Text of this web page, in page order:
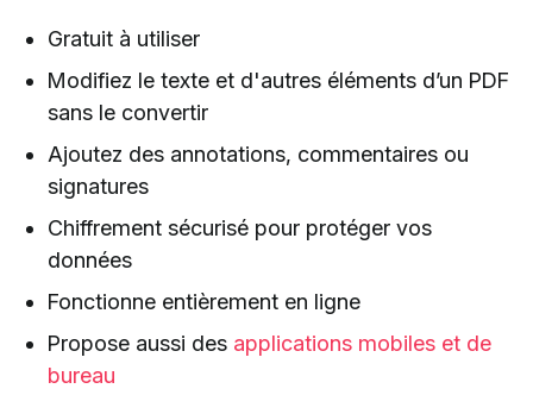
Gratuit à utiliser
Modifiez le texte et d'autres éléments d’un PDF
sans le convertir
Ajoutez des annotations, commentaires ou
signatures
Chiffrement sécurisé pour protéger vos
données
Fonctionne entièrement en ligne
Propose aussi des applications mobiles et de
bureau